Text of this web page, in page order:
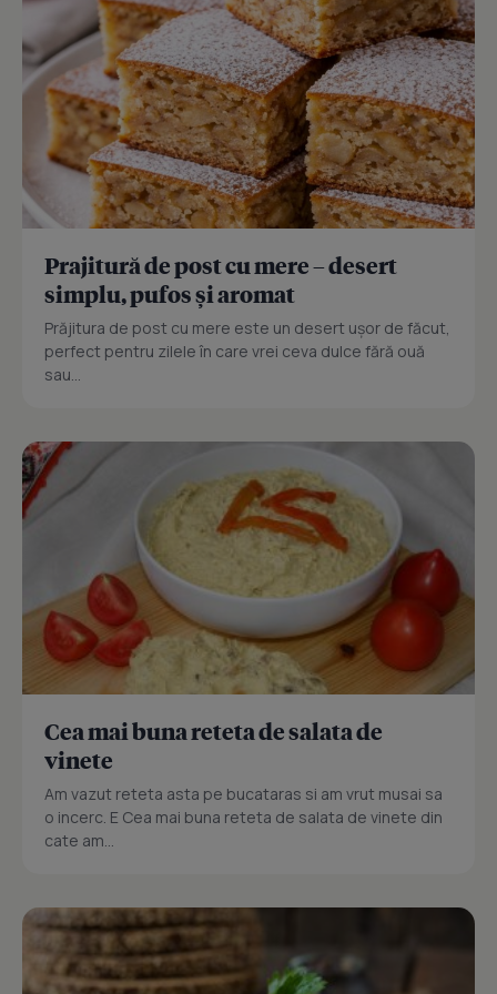
Prajitură de post cu mere – desert
simplu, pufos și aromat
Prăjitura de post cu mere este un desert ușor de făcut,
perfect pentru zilele în care vrei ceva dulce fără ouă
sau...
Cea mai buna reteta de salata de
vinete
Am vazut reteta asta pe bucataras si am vrut musai sa
o incerc. E Cea mai buna reteta de salata de vinete din
cate am...